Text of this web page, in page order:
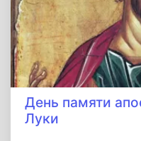
День памяти
Луки